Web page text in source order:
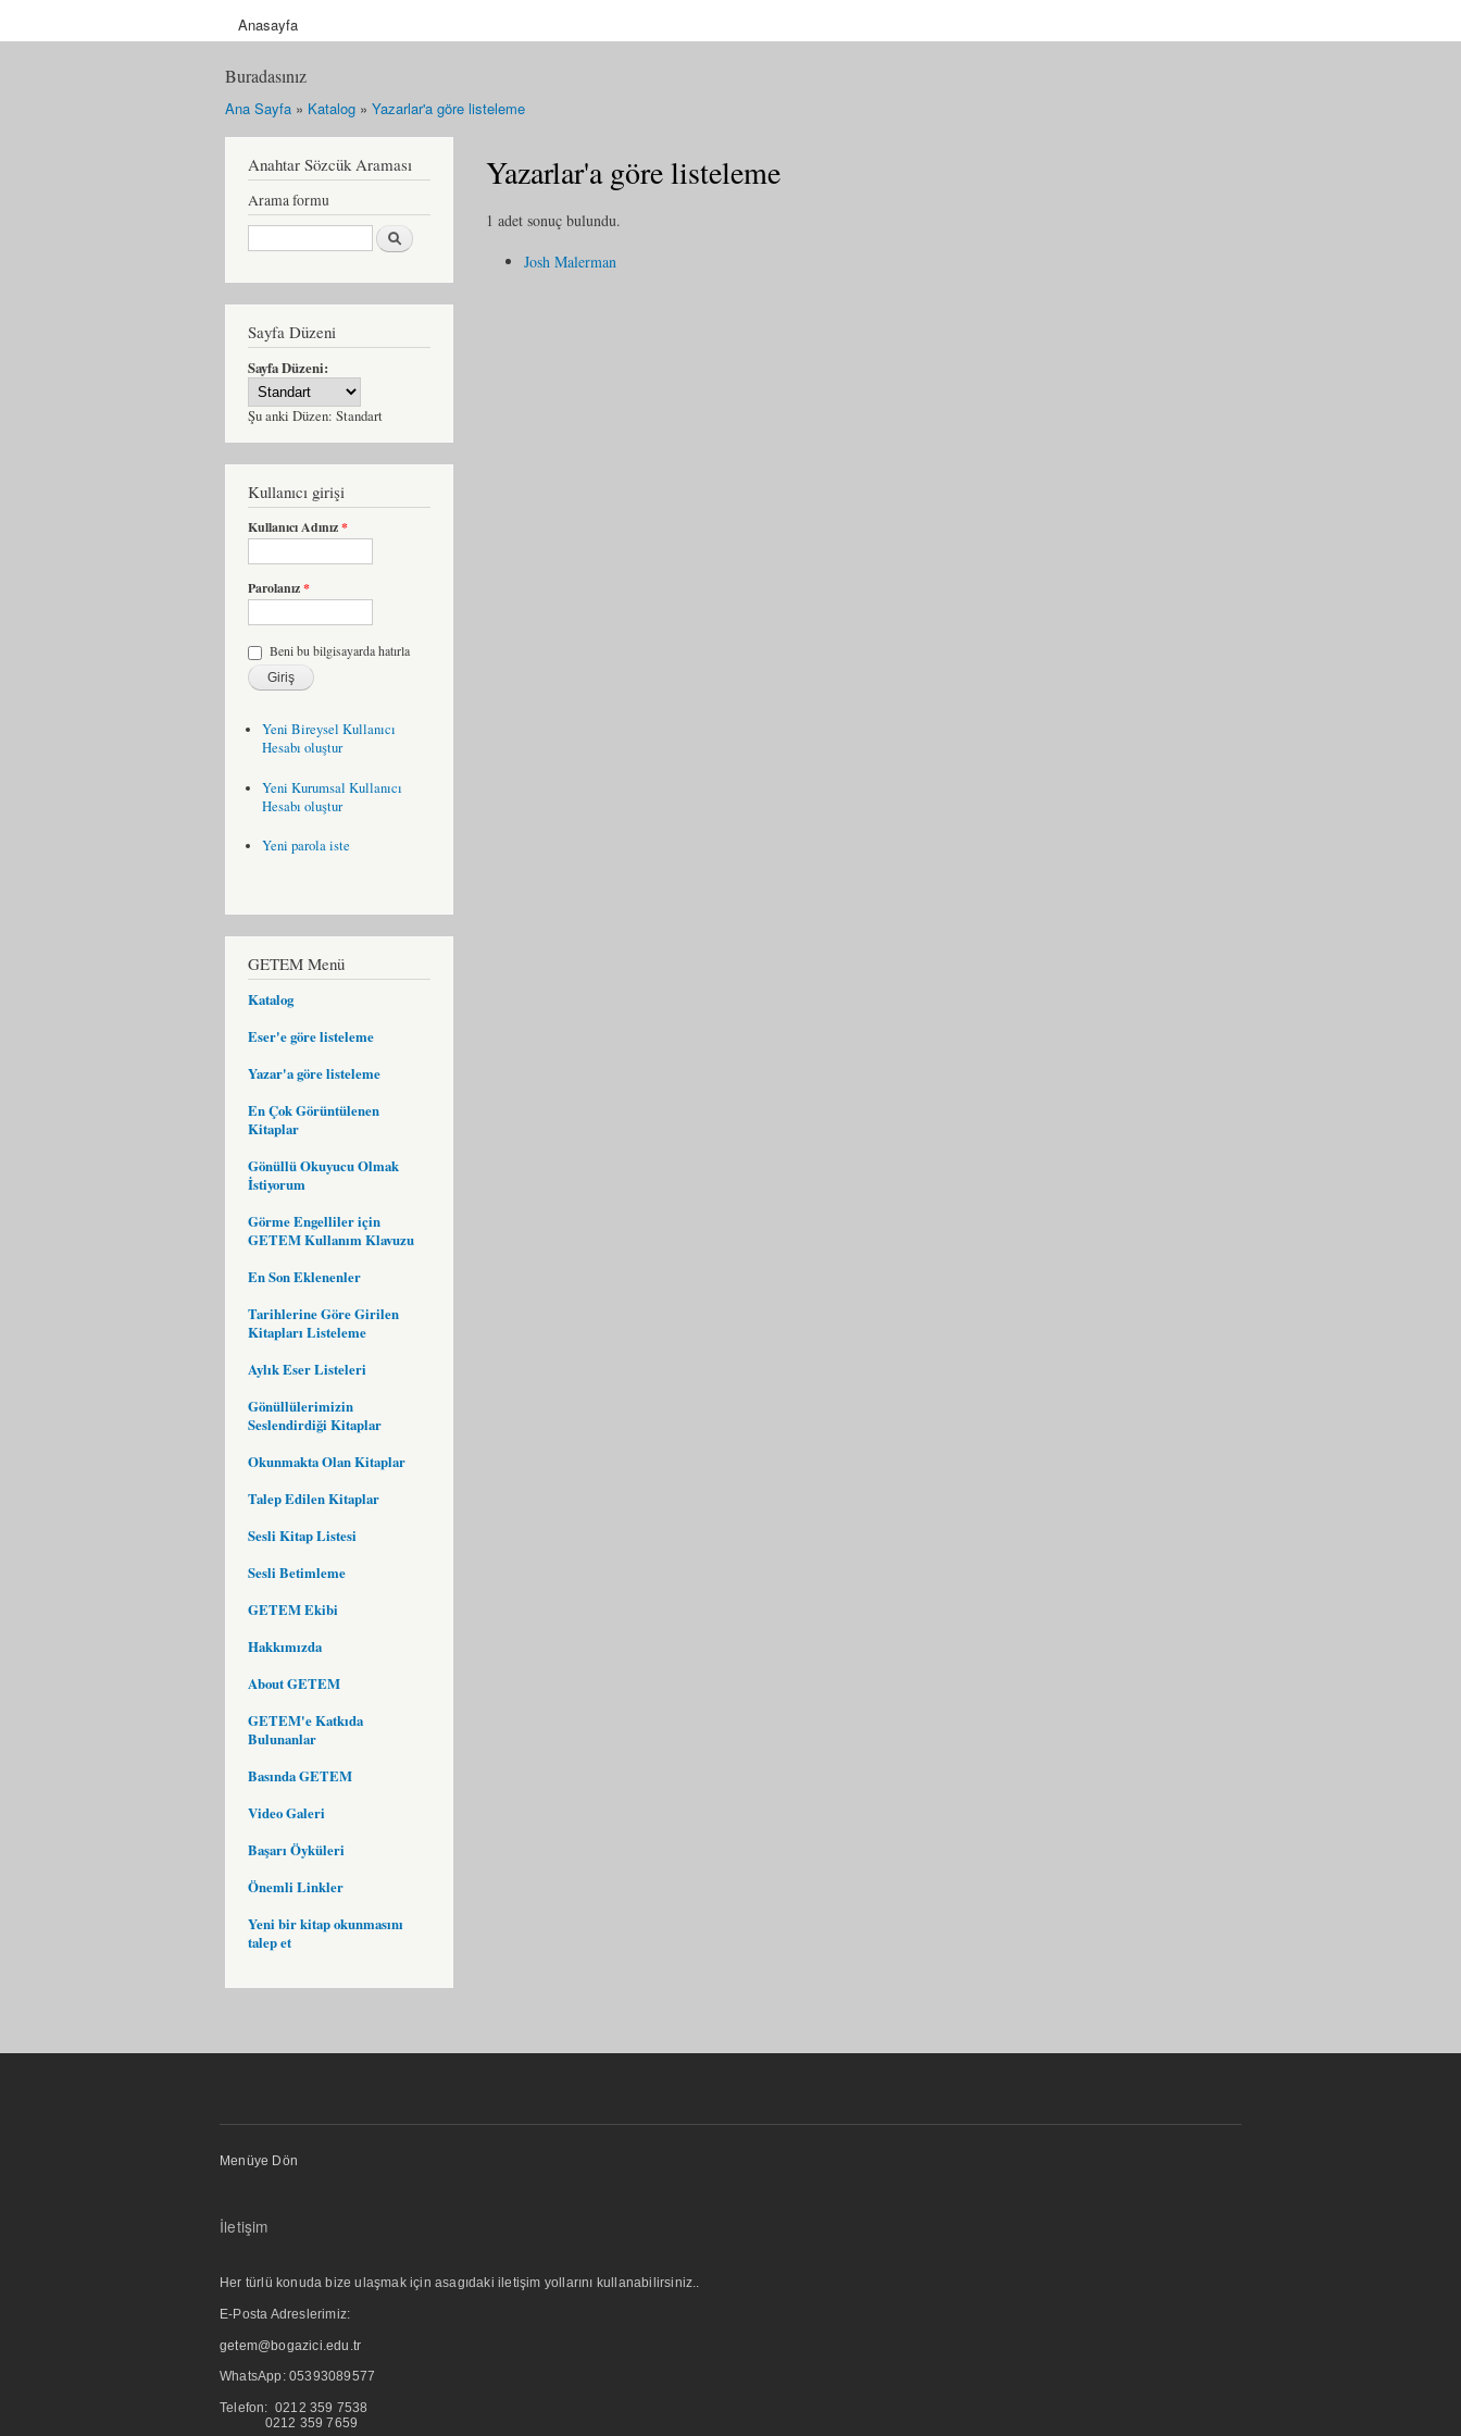
Anasayfa
Buradasınız
Ana Sayfa » Katalog » Yazarlar'a göre listeleme
Anahtar Sözcük Araması
Arama formu
Ara
Sayfa Düzeni
Sayfa Düzeni:
Şu anki Düzen: Standart
Kullanıcı girişi
Kullanıcı Adınız*
Parolanız*
Beni bu bilgisayarda hatırla
Yeni Bireysel Kullanıcı
Hesabı oluştur
Yeni Kurumsal Kullanıcı
Hesabı oluştur
Yeni parola iste
GETEM Menü
Katalog
Eser'e göre listeleme
Yazar'a göre listeleme
En Çok Görüntülenen
Kitaplar
Gönüllü Okuyucu Olmak
İstiyorum
Görme Engelliler için
GETEM Kullanım Klavuzu
En Son Eklenenler
Tarihlerine Göre Girilen
Kitapları Listeleme
Aylık Eser Listeleri
Gönüllülerimizin
Seslendirdiği Kitaplar
Okunmakta Olan Kitaplar
Talep Edilen Kitaplar
Sesli Kitap Listesi
Sesli Betimleme
GETEM Ekibi
Hakkımızda
About GETEM
GETEM'e Katkıda
Bulunanlar
Basında GETEM
Video Galeri
Başarı Öyküleri
Önemli Linkler
Yeni bir kitap okunmasını
talep et
Yazarlar'a göre listeleme
1 adet sonuç bulundu.
Josh Malerman
Menüye Dön
İletişim
Her türlü konuda bize ulaşmak için asagıdaki iletişim yollarını kullanabilirsiniz..
E-Posta Adreslerimiz:
getem@bogazici.edu.tr
WhatsApp: 05393089577
Telefon: 0212 359 7538
0212 359 7659